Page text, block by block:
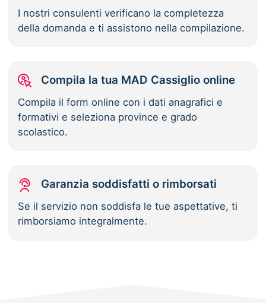
I nostri consulenti verificano la completezza
della domanda e ti assistono nella compilazione.
Compila la tua MAD Cassiglio online
Compila il form online con i dati anagrafici e
formativi e seleziona province e grado
scolastico.
Garanzia soddisfatti o rimborsati
Se il servizio non soddisfa le tue aspettative, ti
rimborsiamo integralmente.